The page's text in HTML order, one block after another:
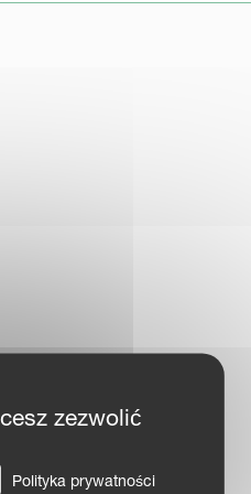
zezwolić
Polityka prywatności